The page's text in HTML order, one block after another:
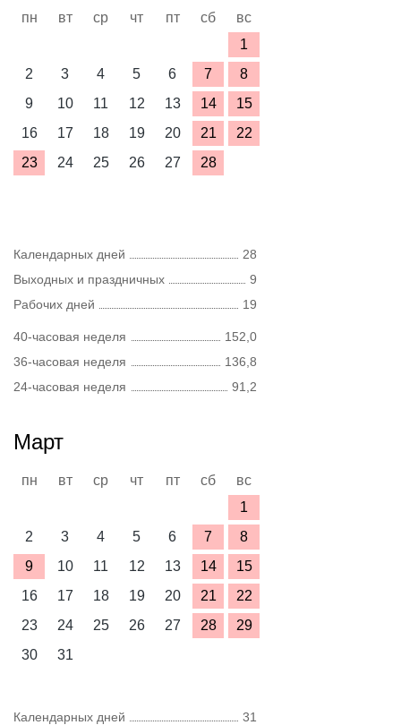
пн вт ср чт пт сб
вс
1
2
3 4 5 6 7
8
9
10 11 12 13 14
15
16
17 18 19 20 21
22
23
24 25 26 27 28
Календарных дней
28
Выходных и праздничных
9
Рабочих дней
19
40-часовая неделя
152,0
36-часовая неделя
136,8
24-часовая неделя
91,2
Март
пн вт ср чт пт сб
вс
1
2
3 4 5 6 7
8
9
10 11 12 13 14
15
16
17 18 19 20 21
22
23
24 25 26 27 28
29
30
31
Календарных дней
31